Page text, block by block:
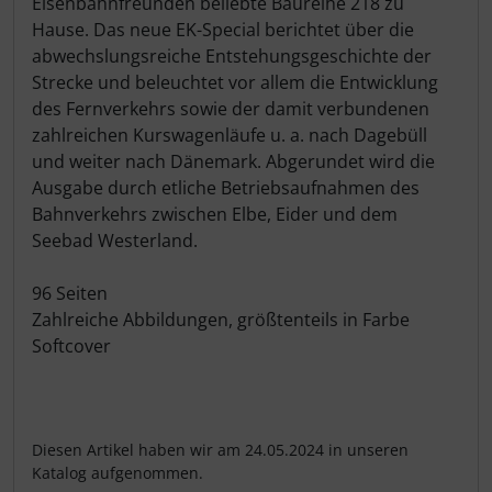
Hause. Das neue EK-Special berichtet über die
abwechslungsreiche Entstehungsgeschichte der
Strecke und beleuchtet vor allem die Entwicklung
des Fernverkehrs sowie der damit verbundenen
zahlreichen Kurswagenläufe u. a. nach Dagebüll
und weiter nach Dänemark. Abgerundet wird die
Ausgabe durch etliche Betriebsaufnahmen des
Bahnverkehrs zwischen Elbe, Eider und dem
Seebad Westerland.
96 Seiten
Zahlreiche Abbildungen, größtenteils in Farbe
Softcover
Diesen Artikel haben wir am 24.05.2024 in unseren
Katalog aufgenommen.
Baureihe 74
Baureihe 75 (Baden)
Baureihe 75.5
Baureihe 75.60 (ex Privatbahnen)
Baureihe 78
Baureihe 80
Baureihe 89.60 (ex Privatbahnen)